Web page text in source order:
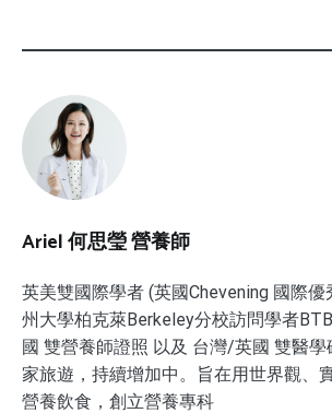
Ariel 何思瑩 營養師
英美雙國際學者 (英國Chevening 國際優
州大學柏克萊Berkeley分校訪問學者
國 雙營養師證照 以及 台灣/英國 雙醫學
家旅遊，持續增加中。旨在用世界觀、
營養飲食，創立營養專科